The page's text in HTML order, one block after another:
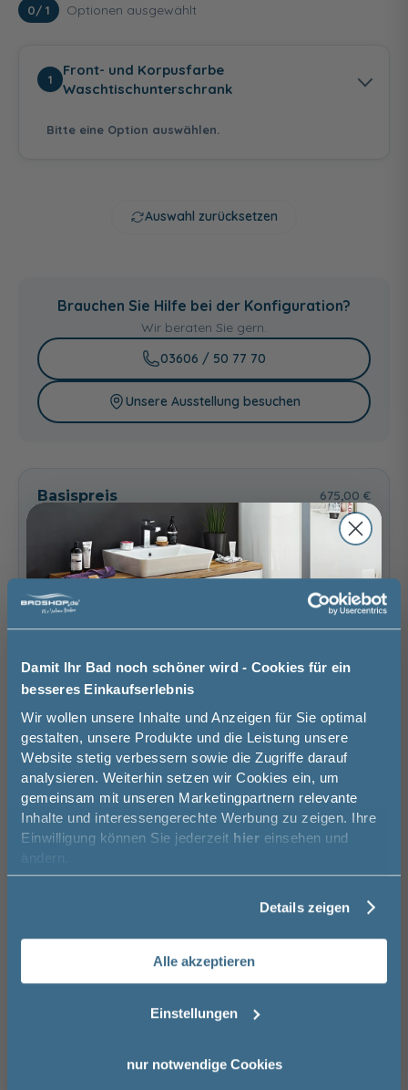
Damit Ihr Bad noch schöner wird - Cookies für ein
besseres Einkaufserlebnis
Wir wollen unsere Inhalte und Anzeigen für Sie optimal
gestalten, unsere Produkte und die Leistung unsere
Website stetig verbessern sowie die Zugriffe darauf
analysieren. Weiterhin setzen wir Cookies ein, um
gemeinsam mit unseren Marketingpartnern relevante
Inhalte und interessengerechte Werbung zu zeigen. Ihre
Einwilligung können Sie jederzeit hier einsehen und
ändern.
Details zeigen
Alle akzeptieren
Einstellungen
nur notwendige Cookies
0/ 1 Optionen ausgewählt
1
Front- und Korpusfarbe
Waschtischunterschrank
Bitte eine Option auswählen.
Anthrazit
Nachbildung
Seidenglanz
56,00 €
Glas Grau - Weiß
Glanz
Glas Grau -
Graphit Struktur
56,00 €
Glas Grau - Riviera
56,00 €
Glas Grau - Eiche
Auswahl zurücksetzen
Brauchen Sie Hilfe bei der Konfiguration?
Wir beraten Sie gern.
03606 / 50 77 70
Unsere Ausstellung besuchen
Basispreis 675,00 €
keine Optionen mit Aufpreis ausgewählt
Gesamtpreis
Versandkostenfrei innerhalb Deutschlands
Versand ins Ausland zzgl.Versandkosten
− +
In den Warenkorb
Artikel merken
Lieferzeit:
Vormontierte
Sicher einkaufen
Weitere Artikel der SeriePelipal
Jetzt 50 € sparen!
Melde Sie sich hier zu unserem
Newsletter an und sparen Sie
50€* auf Ihre Bestellung!
Email
Anmelden